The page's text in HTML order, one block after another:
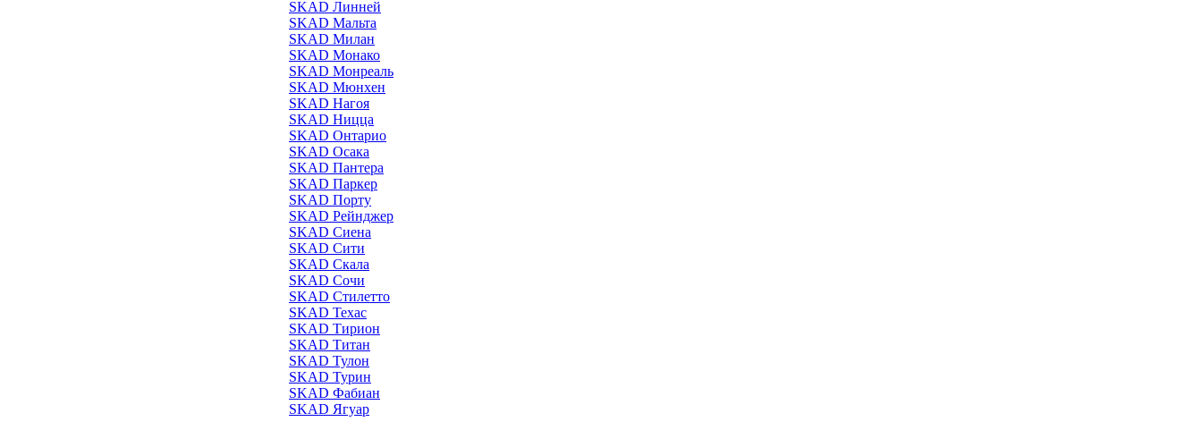
SKAD Линней
SKAD Мальта
SKAD Милан
SKAD Монако
SKAD Монреаль
SKAD Мюнхен
SKAD Нагоя
SKAD Ницца
SKAD Онтарио
SKAD Осака
SKAD Пантера
SKAD Паркер
SKAD Порту
SKAD Рейнджер
SKAD Сиена
SKAD Сити
SKAD Скала
SKAD Сочи
SKAD Стилетто
SKAD Техас
SKAD Тирион
SKAD Титан
SKAD Тулон
SKAD Турин
SKAD Фабиан
SKAD Ягуар